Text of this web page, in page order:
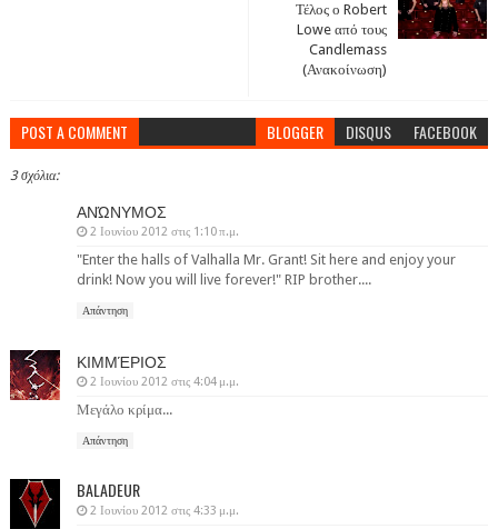
Τέλος ο Robert
Lowe από τους
Candlemass
(Ανακοίνωση)
POST A COMMENT BLOGGER DISQUS FACEBOOK
3 σχόλια:
ΑΝΏΝΥΜΟΣ
2 Ιουνίου 2012 στις 1:10 π.μ.
"Enter the halls of Valhalla Mr. Grant! Sit here and enjoy your
drink! Now you will live forever!" RIP brother....
Απάντηση
ΚΙΜΜΈΡΙΟΣ
2 Ιουνίου 2012 στις 4:04 μ.μ.
Μεγάλο κρίμα...
Απάντηση
BALADEUR
2 Ιουνίου 2012 στις 4:33 μ.μ.